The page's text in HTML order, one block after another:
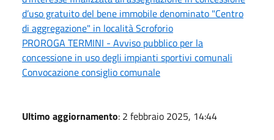
d’uso gratuito del bene immobile denominato "Centro
di aggregazione" in località Scroforio
PROROGA TERMINI - Avviso pubblico per la
concessione in uso degli impianti sportivi comunali
Convocazione consiglio comunale
Ultimo aggiornamento: 2 febbraio 2025, 14:44